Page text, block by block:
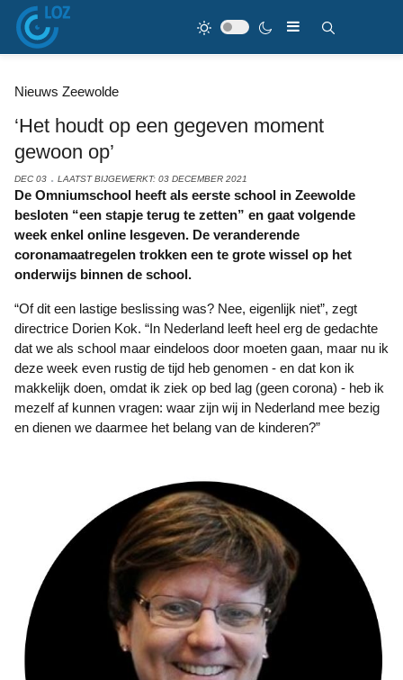
Nieuws Zeewolde
‘Het houdt op een gegeven moment
gewoon op’
DEC 03 LAATST BIJGEWERKT: 03 DECEMBER 2021
De Omniumschool heeft als eerste school in Zeewolde
besloten “een stapje terug te zetten” en gaat volgende
week enkel online lesgeven. De veranderende
coronamaatregelen trokken een te grote wissel op het
onderwijs binnen de school.
“Of dit een lastige beslissing was? Nee, eigenlijk niet”, zegt
directrice Dorien Kok. “In Nederland leeft heel erg de gedachte
dat we als school maar eindeloos door moeten gaan, maar nu ik
deze week even rustig de tijd heb genomen - en dat kon ik
makkelijk doen, omdat ik ziek op bed lag (geen corona) - heb ik
mezelf af kunnen vragen: waar zijn wij in Nederland mee bezig
en dienen we daarmee het belang van de kinderen?”